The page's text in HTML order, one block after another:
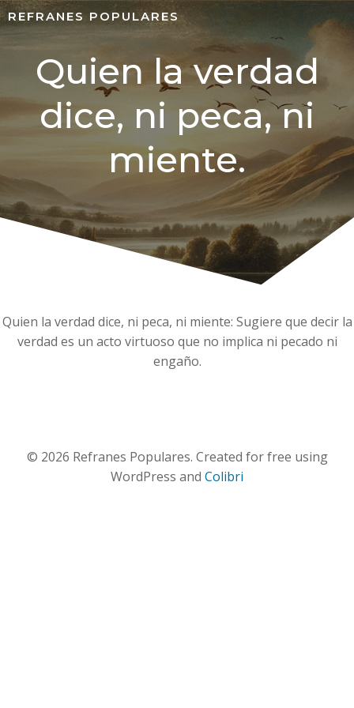
REFRANES POPULARES
Quien la verdad
dice, ni peca, ni
miente.
Quien la verdad dice, ni peca, ni miente: Sugiere que decir la
verdad es un acto virtuoso que no implica ni pecado ni
engaño.
© 2026 Refranes Populares. Created for free using
WordPress and Colibri